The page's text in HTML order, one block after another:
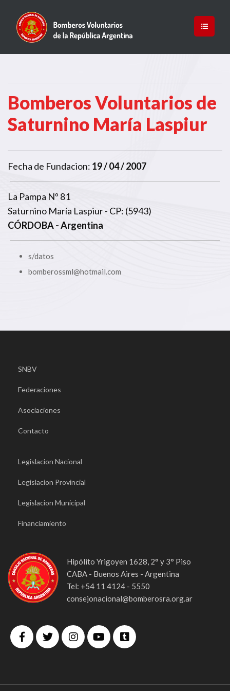
Bomberos Voluntarios de
Saturnino María Laspiur
Fecha de Fundacion: 19 / 04 / 2007
La Pampa Nº 81
Saturnino María Laspiur - CP: (5943)
CÓRDOBA- Argentina
s/datos
bomberossml@hotmail.com
SNBV
Federaciones
Asociaciones
Contacto
Legislacion Nacional
Legislacion Provincial
Legislacion Municipal
Financiamiento
Hipólito Yrigoyen 1628, 2° y 3° Piso
CABA - Buenos Aires - Argentina
Tel: +54 11 4124 - 5550
consejonacional@bomberosra.org.ar